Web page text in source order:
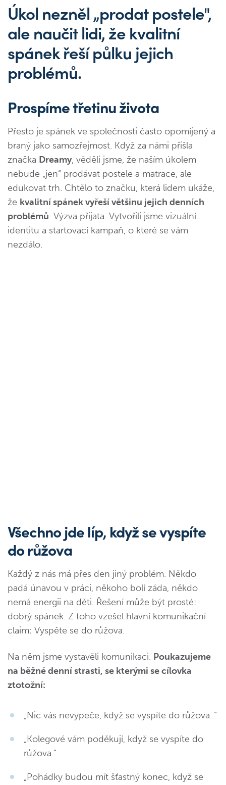
Úkol nezněl „prodat postele",
ale naučit lidi, že kvalitní
spánek řeší půlku jejich
problémů.
Prospíme třetinu života
Přesto je spánek ve společnosti často opomíjený a
braný jako samozřejmost. Když za námi přišla
značka Dreamy, věděli jsme, že naším úkolem
nebude „jen“ prodávat postele a matrace, ale
edukovat trh. Chtělo to značku, která lidem ukáže,
že kvalitní spánek vyřeší většinu jejich denních
problémů. Výzva přijata. Vytvořili jsme vizuální
identitu a startovací kampaň, o které se vám
nezdálo.
Všechno jde líp, když se vyspíte
do růžova
Každý z nás má přes den jiný problém. Někdo
padá únavou v práci, někoho bolí záda, někdo
nemá energii na děti. Řešení může být prosté:
dobrý spánek. Z toho vzešel hlavní komunikační
claim: Vyspěte se do růžova.
Na něm jsme vystavěli komunikaci. Poukazujeme
na běžné denní strasti, se kterými se cílovka
ztotožní:
„Nic vás nevypeče, když se vyspíte do růžova..“
„Kolegové vám poděkují, když se vyspíte do
růžova.“
„Pohádky budou mít šťastný konec, když se